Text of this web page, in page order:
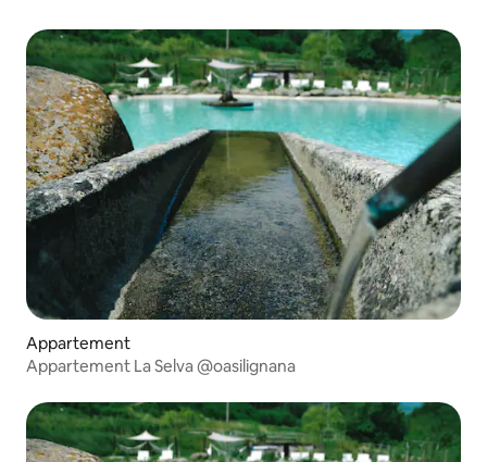
Appartement
Appartement La Selva @oasilignana